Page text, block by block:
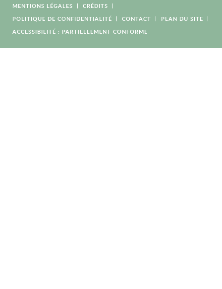
MENTIONS LÉGALES
CRÉDITS
POLITIQUE DE CONFIDENTIALITÉ
CONTACT
PLAN DU SITE
ACCESSIBILITÉ : PARTIELLEMENT CONFORME